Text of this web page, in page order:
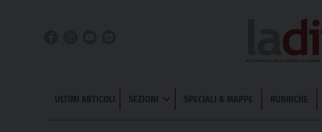
ULTIMI ARTICOLI SEZIONI
Apri
Menu
SPECIALI & MAPPE RUBRICHE